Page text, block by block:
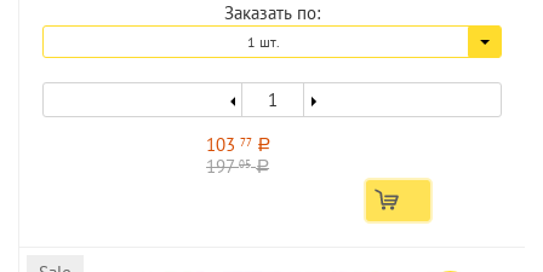
Заказать по:
1 шт.
103 77 a
19705 a